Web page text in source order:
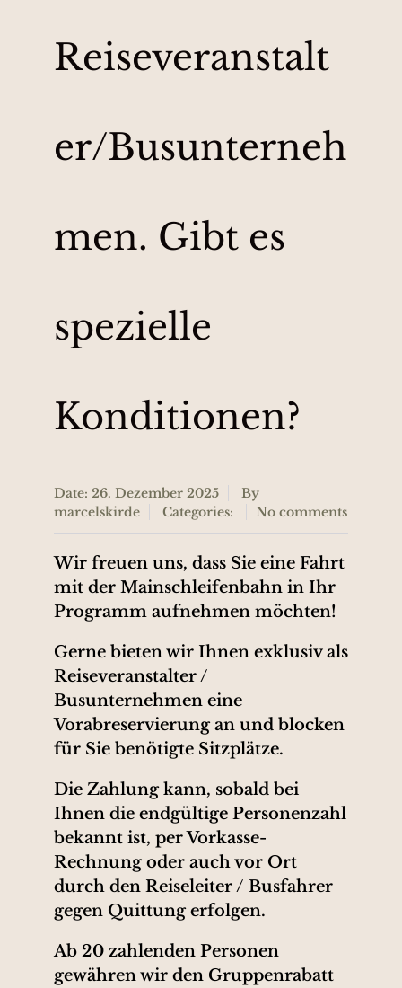
Reiseveranstalt
er/Busunterneh
men. Gibt es
spezielle
Konditionen?
Date: 26. Dezember 2025
By
marcelskirde
Categories: No comments
Wir freuen uns, dass Sie eine Fahrt
mit der Mainschleifenbahn in Ihr
Programm aufnehmen möchten!
Gerne bieten wir Ihnen exklusiv als
Reiseveranstalter /
Busunternehmen eine
Vorabreservierung an und blocken
für Sie benötigte Sitzplätze.
Die Zahlung kann, sobald bei
Ihnen die endgültige Personenzahl
bekannt ist, per Vorkasse-
Rechnung oder auch vor Ort
durch den Reiseleiter / Busfahrer
gegen Quittung erfolgen.
Ab 20 zahlenden Personen
gewähren wir den Gruppenrabatt